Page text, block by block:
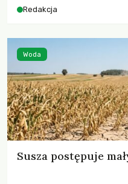
niezwykle korzystne
funkcjonowania łowiectwa
Redakcja
Susza postępuje
Woda